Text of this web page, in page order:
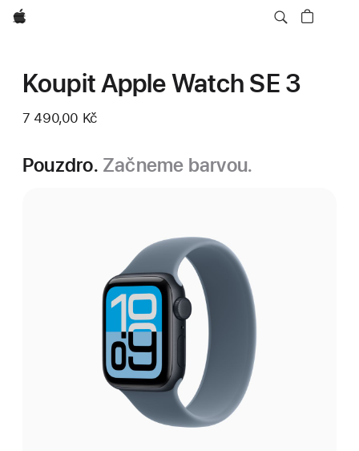
Apple
Koupit Apple Watch SE 3
7 490,00 Kč
Pouzdro. Začneme barvou.